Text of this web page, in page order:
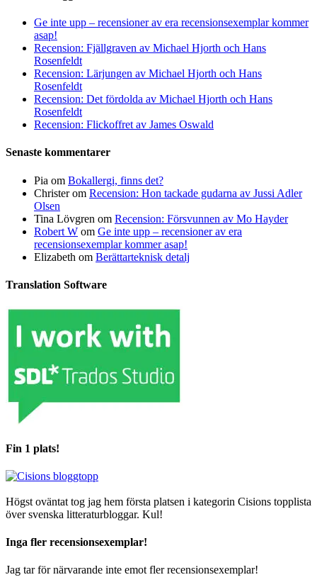
Ge inte upp – recensioner av era recensionsexemplar kommer
asap!
Recension: Fjällgraven av Michael Hjorth och Hans
Rosenfeldt
Recension: Lärjungen av Michael Hjorth och Hans
Rosenfeldt
Recension: Det fördolda av Michael Hjorth och Hans
Rosenfeldt
Recension: Flickoffret av James Oswald
Senaste kommentarer
Pia om Bokallergi, finns det?
Christerom Recension: Hon tackade gudarna av Jussi Adler
Olsen
Tina Lövgren om Recension: Försvunnen av Mo Hayder
Robert W om Ge inte upp – recensioner av era
recensionsexemplar kommer asap!
Elizabeth om Berättarteknisk detalj
Translation Software
Fin 1 plats!
Högst oväntat tog jag hem första platsen i kategorin Cisions topplista
över svenska litteraturbloggar. Kul!
Inga fler recensionsexemplar!
Jag tar för närvarande inte emot fler recensionsexemplar!